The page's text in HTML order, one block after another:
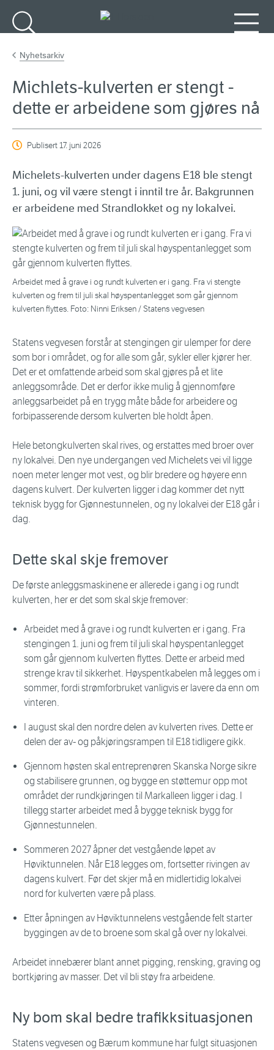
Nyhetsarkiv
Michlets-kulverten er stengt -
dette er arbeidene som gjøres nå
Publisert17. juni 2026
Michelets-kulverten under dagens E18 ble stengt
1. juni, og vil være stengt i inntil tre år. Bakgrunnen
er arbeidene med Strandlokket og ny lokalvei.
Arbeidet med å grave i og rundt kulverten er i gang. Fra vi stengte
kulverten og frem til juli skal høyspentanlegget som går gjennom
kulverten flyttes. Foto: Ninni Eriksen / Statens vegvesen
Statens vegvesen forstår at stengingen gir ulemper for dere
som bor i området, og for alle som går, sykler eller kjører her.
Det er et omfattende arbeid som skal gjøres på et lite
anleggsområde. Det er derfor ikke mulig å gjennomføre
anleggsarbeidet på en trygg måte både for arbeidere og
forbipasserende dersom kulverten ble holdt åpen.
Hele betongkulverten skal rives, og erstattes med broer over
ny lokalvei. Den nye undergangen ved Michelets vei vil ligge
noen meter lenger mot vest, og blir bredere og høyere enn
dagens kulvert. Der kulverten ligger i dag kommer det nytt
teknisk bygg for Gjønnestunnelen, og ny lokalvei der E18 går i
dag.
Dette skal skje fremover
De første anleggsmaskinene er allerede i gang i og rundt
kulverten, her er det som skal skje fremover:
Arbeidet med å grave i og rundt kulverten er i gang. Fra
stengingen 1. juni og frem til juli skal høyspentanlegget
som går gjennom kulverten flyttes. Dette er arbeid med
strenge krav til sikkerhet. Høyspentkabelen må legges om i
sommer, fordi strømforbruket vanligvis er lavere da enn om
vinteren.
I august skal den nordre delen av kulverten rives. Dette er
delen der av- og påkjøringsrampen til E18 tidligere gikk.
Gjennom høsten skal entreprenøren Skanska Norge sikre
og stabilisere grunnen, og bygge en støttemur opp mot
området der rundkjøringen til Markalleen ligger i dag. I
tillegg starter arbeidet med å bygge teknisk bygg for
Gjønnestunnelen.
Sommeren 2027 åpner det vestgående løpet av
Høviktunnelen. Når E18 legges om, fortsetter rivingen av
dagens kulvert. Før det skjer må en midlertidig lokalvei
nord for kulverten være på plass.
Etter åpningen av Høviktunnelens vestgående felt starter
byggingen av de to broene som skal gå over ny lokalvei.
Arbeidet innebærer blant annet pigging, rensking, graving og
bortkjøring av masser. Det vil bli støy fra arbeidene.
Ny bom skal bedre trafikksituasjonen
Statens vegvesen og Bærum kommune har fulgt situasjonen